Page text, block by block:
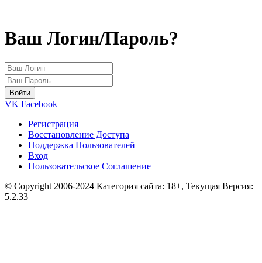
Ваш Логин/Пароль?
VK Facebook
Регистрация
Восстановление Доступа
Поддержка Пользователей
Вход
Пользовательское Соглашение
© Copyright 2006-2024 Категория сайта: 18+, Текущая Версия:
5.2.33